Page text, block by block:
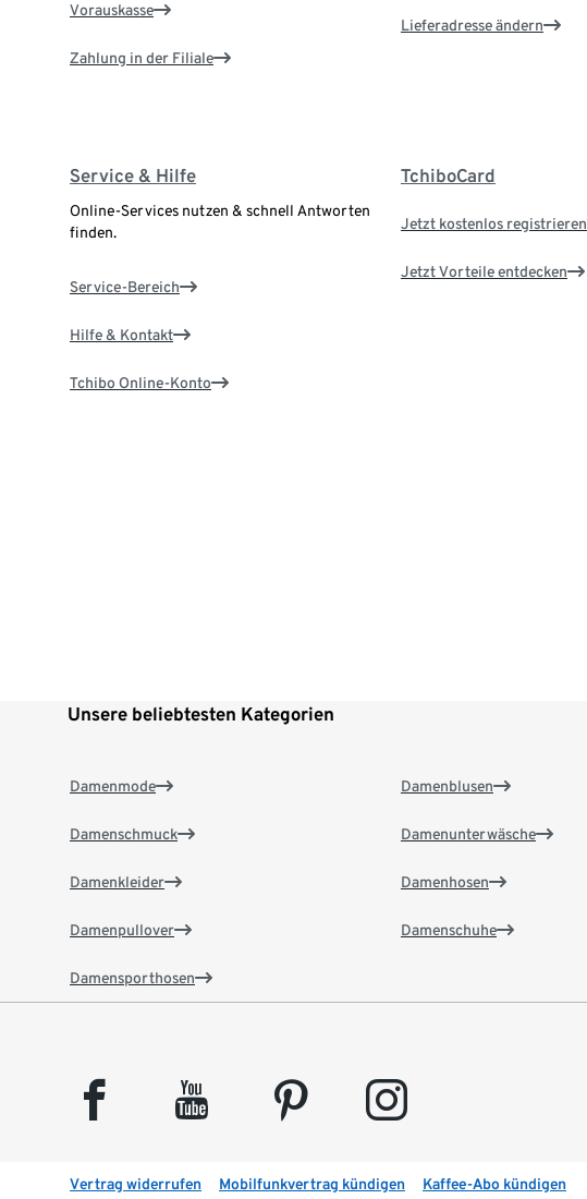
Vorauskasse
Zahlung in der Filiale
Lieferadresse ändern
Service & Hilfe
Online-Services nutzen & schnell Antworten
finden.
Service-Bereich
Hilfe & Kontakt
Tchibo Online-Konto
TchiboCard
Jetzt kostenlos registrieren
Jetzt Vorteile entdecken
Unsere beliebtesten Kategorien
Damenmode
Damenschmuck
Damenkleider
Damenpullover
Damensporthosen
Damenblusen
Damenunterwäsche
Damenhosen
Damenschuhe
facebook youtube pinterest instagram
Vertrag widerrufen Mobilfunkvertrag kündigen Kaffee-Abo kündigen